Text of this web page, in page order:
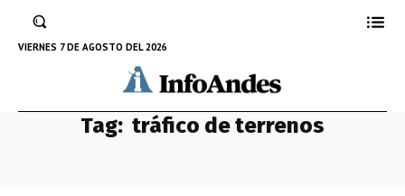
VIERNES 7 DE AGOSTO DEL 2026
Tag: tráfico de terrenos